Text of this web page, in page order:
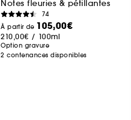
Notes fleuries & pétillantes
74
À partir de 105,00€
210,00€ / 100ml
Option gravure
2 contenances disponibles